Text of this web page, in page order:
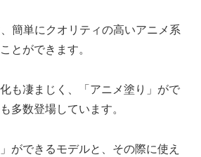
簡単にクオリティの高いアニメ系
とができます。
も凄まじく、「アニメ塗り」がで
多数登場しています。
ができるモデルと、その際に使え